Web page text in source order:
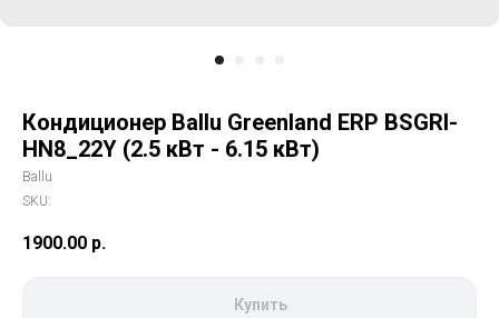
Кондиционер Ballu Greenland ERP BSGRI-
HN8_22Y (2.5 кВт - 6.15 кВт)
Ballu
SKU:
1900.00 р.
Купить